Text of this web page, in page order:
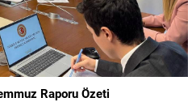
Raporu Özeti